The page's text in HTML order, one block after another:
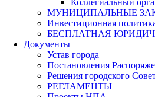
МУНИЦИПАЛЬНЫЕ
Инвестиционная
БЕСПЛАТНАЯ
Документы
Устав города
Постановления
Решения городского
РЕГЛАМЕНТЫ